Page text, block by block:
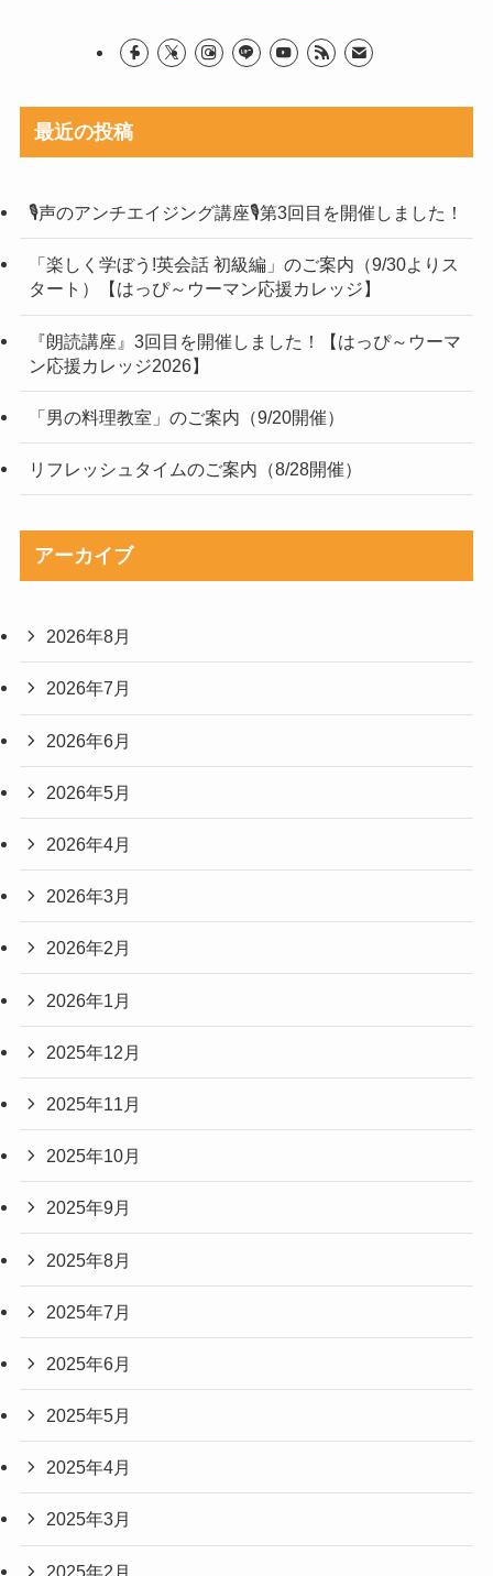
最近の投稿
🎙声のアンチエイジング講座🎙第3回目を開催しました！
「楽しく学ぼう!英会話 初級編」のご案内（9/30よりス
タート）【はっぴ～ウーマン応援カレッジ】
『朗読講座』3回目を開催しました！【はっぴ～ウーマ
ン応援カレッジ2026】
「男の料理教室」のご案内（9/20開催）
リフレッシュタイムのご案内（8/28開催）
アーカイブ
2026年8月
2026年7月
2026年6月
2026年5月
2026年4月
2026年3月
2026年2月
2026年1月
2025年12月
2025年11月
2025年10月
2025年9月
2025年8月
2025年7月
2025年6月
2025年5月
2025年4月
2025年3月
2025年2月